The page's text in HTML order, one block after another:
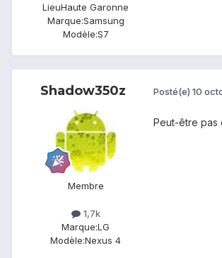
LieuHaute Garonne
Marque:Samsung
Modèle:S7
Shadow350z
Membre
1,7k
Marque:LG
Modèle:Nexus 4
Posté(e) 10
Peut-être pas